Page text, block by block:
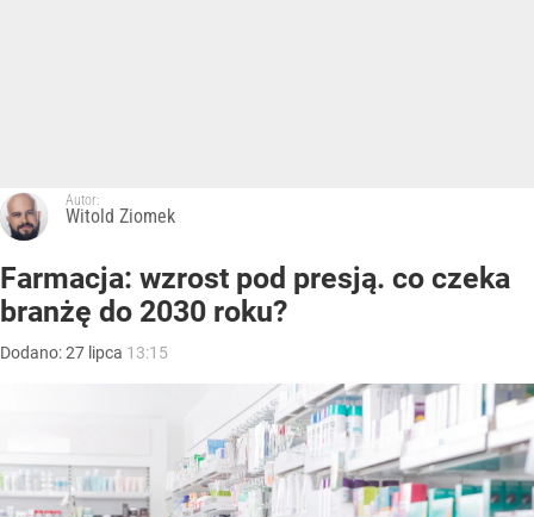
Autor:
Witold Ziomek
Farmacja: wzrost pod presją. co czeka
branżę do 2030 roku?
Dodano:27 lipca 13:15